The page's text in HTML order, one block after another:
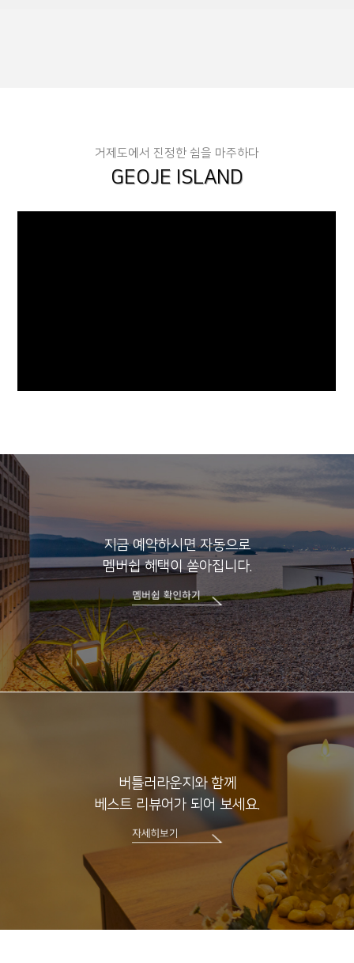
거제도에서 진정한 쉼을 마주하다
GEOJE ISLAND
지금 예약하시면 자동으로
멤버쉽 혜택이 쏟아집니다.
버틀러라운지와 함께
베스트 리뷰어가 되어 보세요.